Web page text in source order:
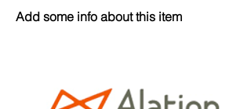
Add some info about this item